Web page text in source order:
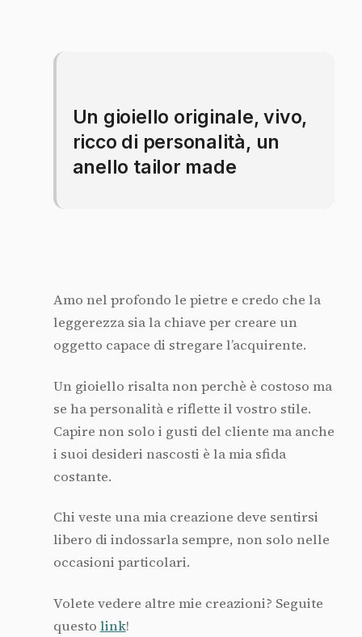
Un gioiello originale, vivo,
ricco di personalità, un
anello tailor made
Amo nel profondo le pietre e credo che la
leggerezza sia la chiave per creare un
oggetto capace di stregare l’acquirente.
Un gioiello risalta non perchè è costoso ma
se ha personalità e riflette il vostro stile.
Capire non solo i gusti del cliente ma anche
i suoi desideri nascosti è la mia sfida
costante.
Chi veste una mia creazione deve sentirsi
libero di indossarla sempre, non solo nelle
occasioni particolari.
Volete vedere altre mie creazioni? Seguite
questo link!